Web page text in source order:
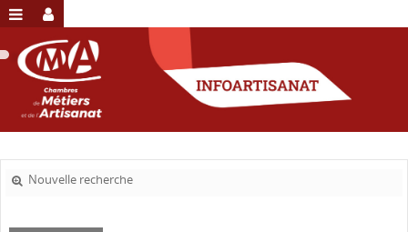
Nouvelle recherche